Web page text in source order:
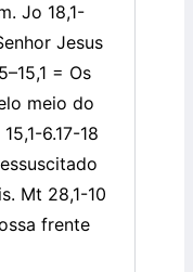
Jo 18,1-
Jesus
= Os
meio do
6.17-18
Mt 28,1-10
frente